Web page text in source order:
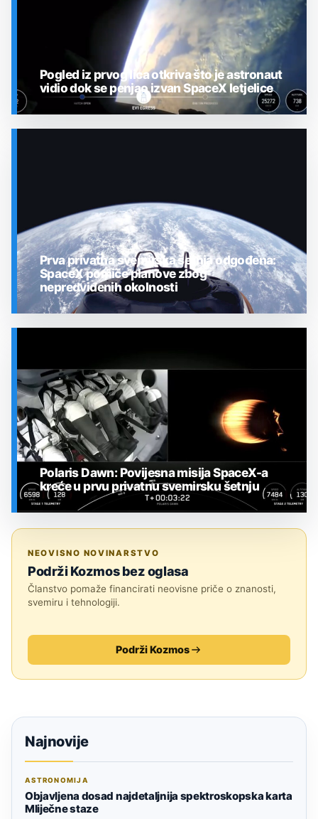
Pogled iz prvog lica otkriva što je astronaut
vidio dok se penjao izvan SpaceX letjelice
Prva privatna svemirska šetnja odgođena:
SpaceX pomiče planove zbog
nepredviđenih okolnosti
Polaris Dawn: Povijesna misija SpaceX-a
kreće u prvu privatnu svemirsku šetnju
NEOVISNO NOVINARSTVO
Podrži Kozmos bez oglasa
Članstvo pomaže financirati neovisne priče o znanosti,
svemiru i tehnologiji.
Podrži Kozmos
Najnovije
ASTRONOMIJA
Objavljena dosad najdetaljnija spektroskopska karta
Mliječne staze